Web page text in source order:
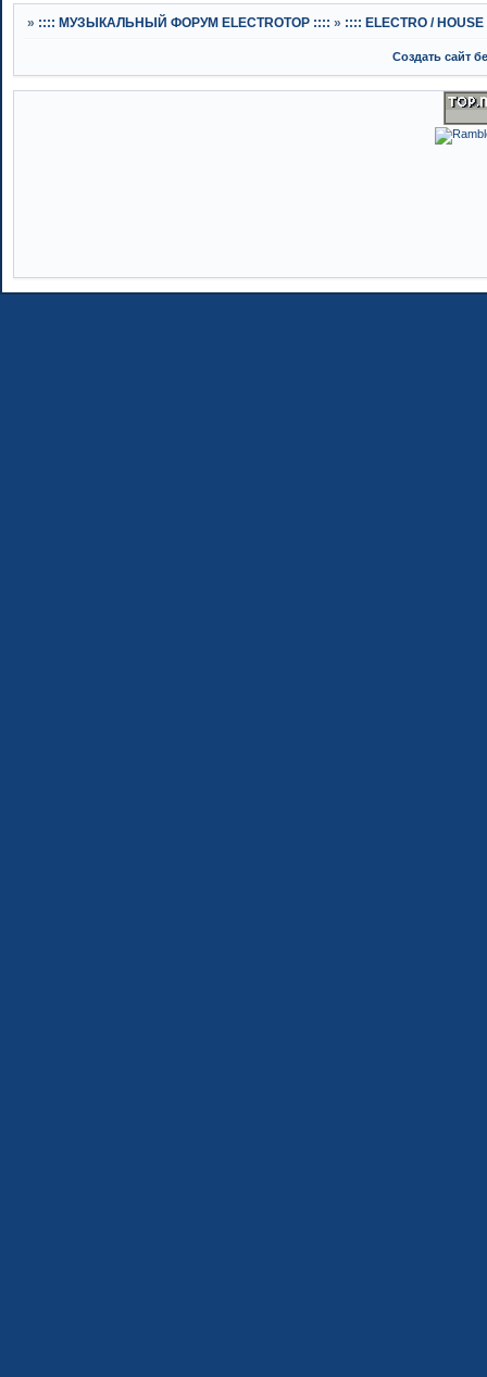
» :::: МУЗЫКАЛЬНЫЙ ФОРУМ ELECTROTOP :::: » :::: ELECTRO /
Создать сайт